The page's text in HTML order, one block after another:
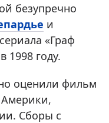
безупречно
и
«Граф
1998 году.
оценили фильм
Америки,
Сборы с